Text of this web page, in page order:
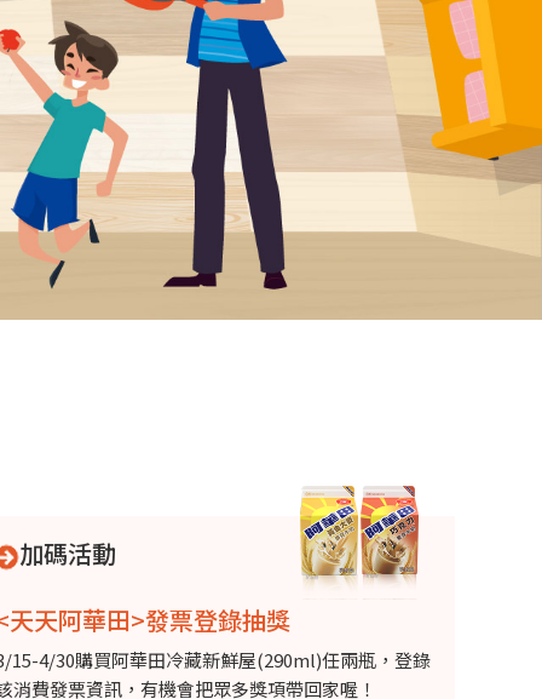
加碼活動
天天阿華田>發票登錄抽獎
15-4/30購買阿華田冷藏新鮮屋(290ml)任兩瓶，登錄
消費發票資訊，有機會把眾多獎項帶回家喔！